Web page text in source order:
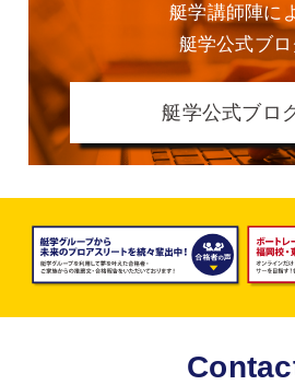
艇学講師陣に
艇学公式ブ
艇学公式ブロ